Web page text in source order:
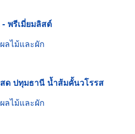
พรีเมี่ยมลิสต์
ลไม้และผัก
ด ปทุมธานี น้ำส้มคั้นวโรรส
ลไม้และผัก